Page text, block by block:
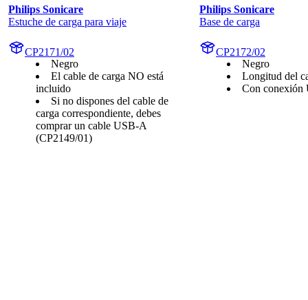
Philips Sonicare
Estuche de carga para viaje
CP2171/02
Negro
El cable de carga NO está
incluido
Si no dispones del cable de
carga correspondiente, debes
comprar un cable USB-A
(CP2149/01)
Philips Sonicare
Base de carga
CP2172/02
Negro
Longitud del
Con conexión